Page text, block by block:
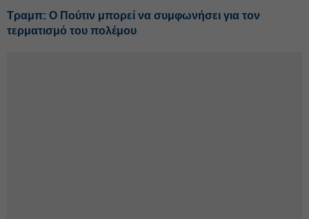
Τραμπ: Ο Πούτιν μπορεί να συμφωνήσει για τον
τερματισμό του πολέμου